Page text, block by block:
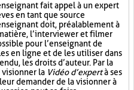
fait appel à un expert
en tant que source
doit, préalablement à
l’interviewer et filmer
pour l’enseignant de
en ligne et de les utiliser dans
les droits d’auteur. Par la
visionner la Vidéo d’expertà ses
demander de la visionner à